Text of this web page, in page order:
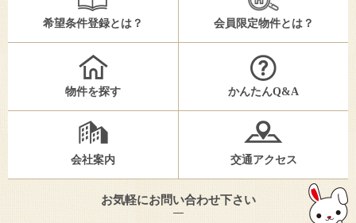
希望条件登録とは？ 会員限定物件とは？
物件を探す かんたんQ&A
会社案内 交通アクセス
お気軽にお問い合わせ下さい